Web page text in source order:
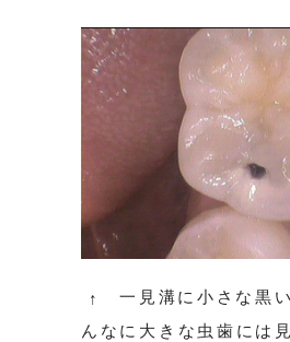
↑
一見溝に小さな黒
んなに大きな虫歯には